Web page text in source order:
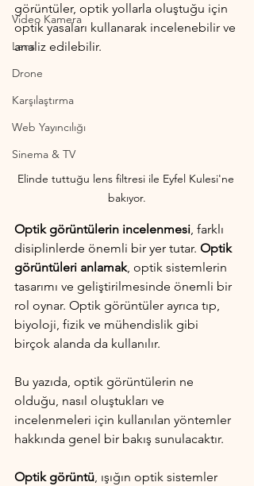
Video Kamera
Lens
Drone
Karşılaştırma
Web Yayıncılığı
Sinema & TV
görüntüler, optik yollarla oluştuğu için
optik yasaları kullanarak incelenebilir ve
analiz edilebilir.
Elinde tuttuğu lens filtresi ile Eyfel Kulesi'ne
bakıyor.
Optik görüntülerin incelenmesi, farklı
disiplinlerde önemli bir yer tutar. Optik
görüntüleri anlamak, optik sistemlerin
tasarımı ve geliştirilmesinde önemli bir
rol oynar. Optik görüntüler ayrıca tıp,
biyoloji, fizik ve mühendislik gibi
birçok alanda da kullanılır.
Bu yazıda, optik görüntülerin ne
olduğu, nasıl oluştukları ve
incelenmeleri için kullanılan yöntemler
hakkında genel bir bakış sunulacaktır.
Optik görüntü, ışığın optik sistemler